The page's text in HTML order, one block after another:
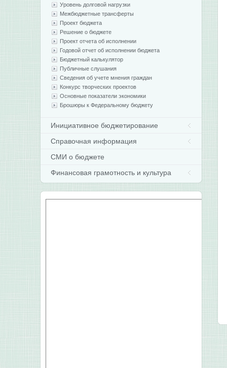
Уровень долговой нагрузки
Межбюджетные трансферты
Проект бюджета
Решение о бюджете
Проект отчета об исполнении
Годовой отчет об исполнении бюджета
Бюджетный калькулятор
Публичные слушания
Сведения об учете мнения граждан
Конкурс творческих проектов
Основные показатели экономики
Брошюры к Федеральному бюджету
Инициативное бюджетирование
Справочная информация
СМИ о бюджете
Финансовая грамотность и культура